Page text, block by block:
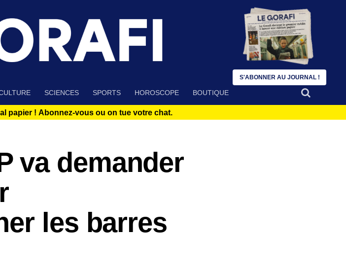
SCIENCES SPORTS HOROSCOPE BOUTIQUE
papier ! Abonnez-vous ou on tue votre chat.
va demander
les barres
S'ABONNER AU JOURNAL !